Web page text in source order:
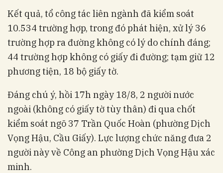
Kết quả, tổ công tác liên ngành đã kiểm soát
10.534 trường hợp, trong đó phát hiện, xử lý 36
trường hợp ra đường không có lý do chính đáng;
44 trường hợp không có giấy đi đường; tạm giữ 12
phương tiện, 18 bộ giấy tờ.
Đáng chú ý, hồi 17h ngày 18/8, 2 người nước
ngoài (không có giấy tờ tùy thân) đi qua chốt
kiểm soát ngõ 37 Trần Quốc Hoàn (phường Dịch
Vọng Hậu, Cầu Giấy). Lực lượng chức năng đưa 2
người này về Công an phường Dịch Vọng Hậu xác
minh.